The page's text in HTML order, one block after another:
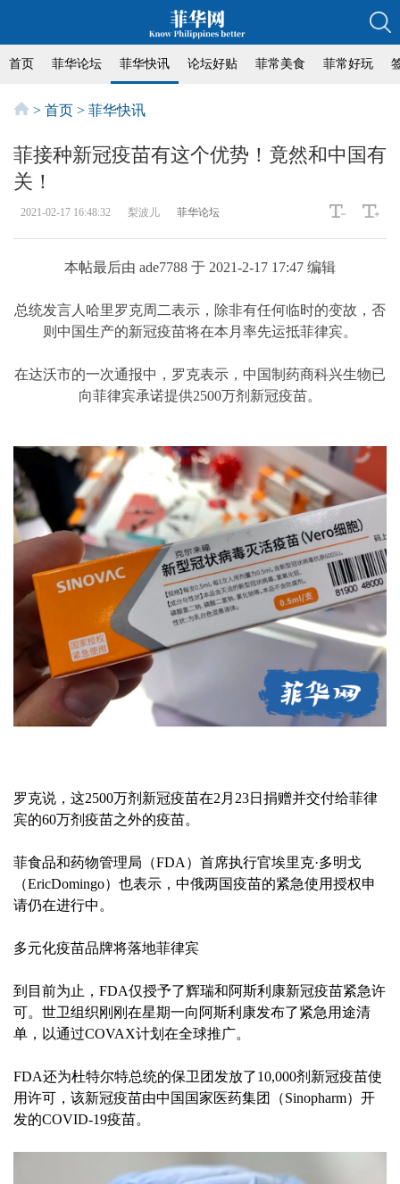
首页 菲华论坛 菲华快讯 论坛好贴 菲常美食 菲常好玩
> 首页 > 菲华快讯
菲接种新冠疫苗有这个优势！竟然和中国有
关！
2021-02-17 16:48:32 梨波儿 菲华论坛
本帖最后由 ade7788 于 2021-2-17 17:47 编辑
总统发言人哈里罗克周二表示，除非有任何临时的变故，否
则中国生产的新冠疫苗将在本月率先运抵菲律宾。
在达沃市的一次通报中，罗克表示，中国制药商科兴生物已
向菲律宾承诺提供2500万剂新冠疫苗。
罗克说，这2500万剂新冠疫苗在2月23日捐赠并交付给菲律
宾的60万剂疫苗之外的疫苗。
菲食品和药物管理局（FDA）首席执行官埃里克·多明戈
（EricDomingo）也表示，中俄两国疫苗的紧急使用授权申
请仍在进行中。
多元化疫苗品牌将落地菲律宾
到目前为止，FDA仅授予了辉瑞和阿斯利康新冠疫苗紧急许
可。世卫组织刚刚在星期一向阿斯利康发布了紧急用途清
单，以通过COVAX计划在全球推广。
FDA还为杜特尔特总统的保卫团发放了10,000剂新冠疫苗使
用许可，该新冠疫苗由中国国家医药集团（Sinopharm）开
发的COVID-19疫苗。